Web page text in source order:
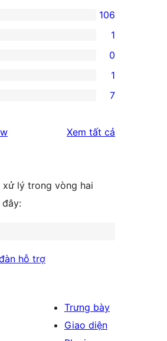
106
1
0
1
7
Xem tất cả
xử lý trong vòng hai
hỗ trợ
Trưng bày
Giao diện